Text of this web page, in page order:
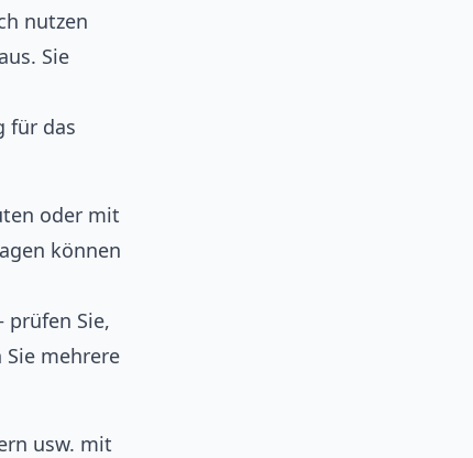
nutzen
Sie
für das
oder mit
können
Sie,
mehrere
usw. mit